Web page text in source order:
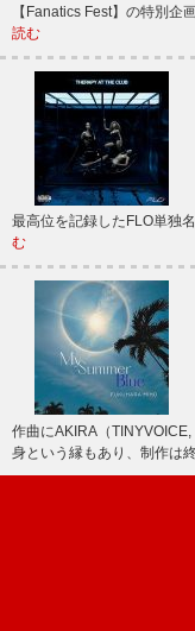
【Fanatics Fest】の特別
読む
最高位を記録したFLO単独
む
作曲にAKIRA（
身という縁もあり、制作は